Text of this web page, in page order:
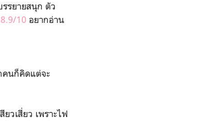
รยายสนุก ตัว
8.9/10 อยากอ่าน
คนก็คิดแต่จะ
วเสี่ยว เพราะไฟ